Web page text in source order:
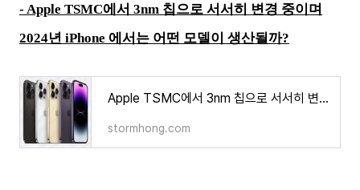
- Apple TSMC에서 3nm 칩으로 서서히 변경 중이며
2024년 iPhone 에서는 어떤 모델이 생산될까?
Apple TSMC에서 3nm 칩으로 서서히 변경 중이며 2024년 iPhone 에서는 어떤 모델이 생산될까?
stormhong.com